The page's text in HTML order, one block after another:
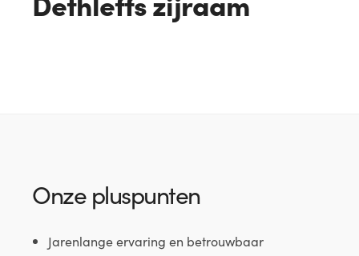
Onze pluspunten
Jarenlange ervaring en betrouwbaar